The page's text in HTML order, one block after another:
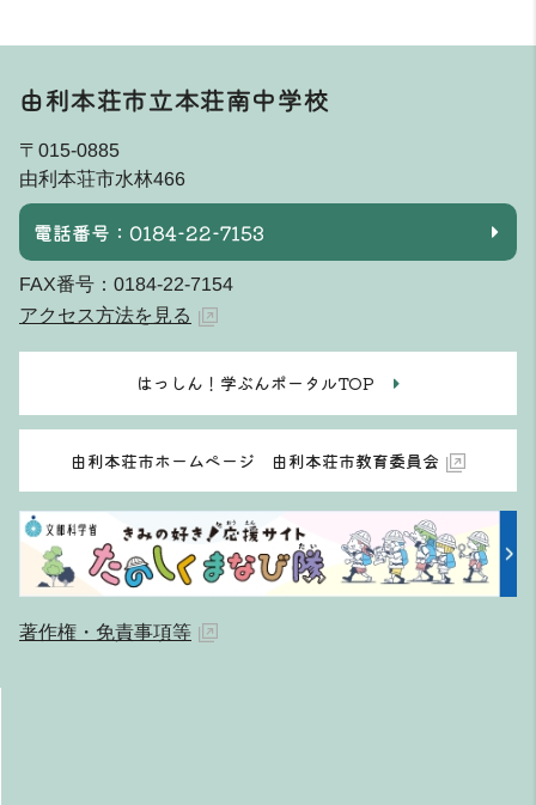
由利本荘市立本荘南中学校
〒015-0885
由利本荘市水林466
電話番号：0184-22-7153
FAX番号：0184-22-7154
アクセス方法を見る
はっしん！学ぶんポータルTOP
由利本荘市ホームページ 由利本荘市教育委員会
著作権・免責事項等